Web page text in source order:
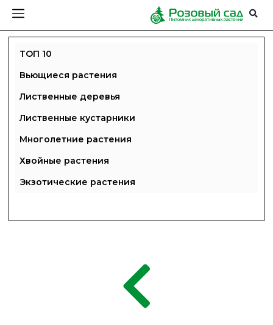
ТОП 10
Вьющиеся растения
Лиственные деревья
Лиственные кустарники
Многолетние растения
Хвойные растения
Экзотические растения